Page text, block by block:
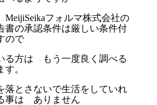
フォルマ株式会社の
書の承認条件は厳しい条件付
ので
る方は もう一度良く調べる
。
落とさないで生活をしていれ
事は ありません